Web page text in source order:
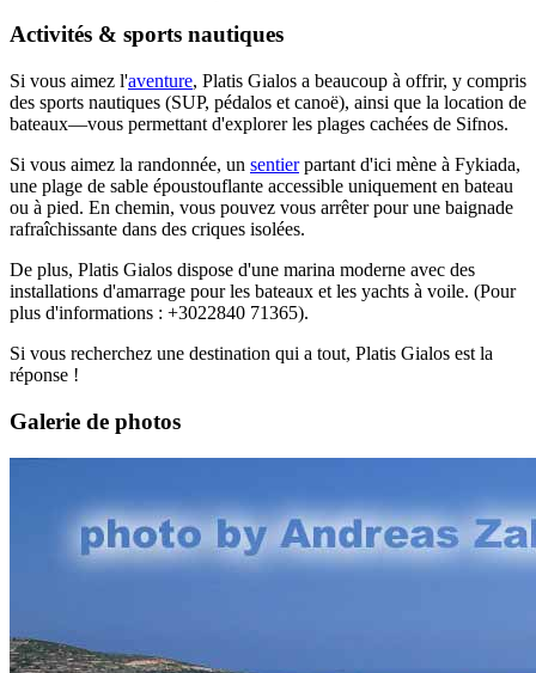
Activités & sports nautiques
Si vous aimez l'aventure, Platis Gialos a beaucoup à offrir, y compris
des sports nautiques (SUP, pédalos et canoë), ainsi que la location de
bateaux—vous permettant d'explorer les plages cachées de Sifnos.
Si vous aimez la randonnée, un sentierpartant d'ici mène à Fykiada,
une plage de sable époustouflante accessible uniquement en bateau
ou à pied. En chemin, vous pouvez vous arrêter pour une baignade
rafraîchissante dans des criques isolées.
De plus, Platis Gialos dispose d'une marina moderne avec des
installations d'amarrage pour les bateaux et les yachts à voile. (Pour
plus d'informations : +3022840 71365).
Si vous recherchez une destination qui a tout, Platis Gialos est la
réponse !
Galerie de photos